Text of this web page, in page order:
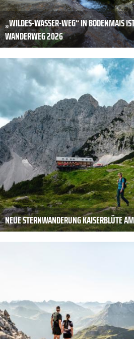
„WILDES-WASSER-WEG“ IN BODENMAIS
WANDERWEG 2026
NEUE STERNWANDERUNG KAISERBLÜTE